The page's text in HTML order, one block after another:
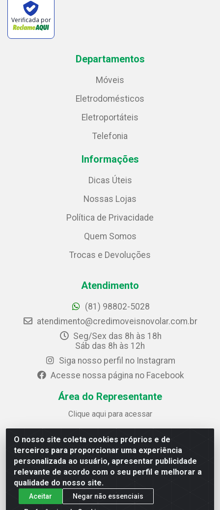
O nosso site coleta cookies próprios e de
terceiros para proporcionar uma experiência
personalizada ao usuário, apresentar publicidade
relevante de acordo com o seu perfil e melhorar a
qualidade do nosso site.
Aceitar
Negar não essenciais
Verificada por
Departamentos
Móveis
Eletrodomésticos
Eletroportáteis
Telefonia
Informações
Dicas Úteis
Nossas Lojas
Política de Privacidade
Quem Somos
Trocas e Devoluções
Atendimento
(81) 98802-5028
atendimento@credimoveisnovolar.com.br
Seg/Sex das 8h às 18h
Sáb das 8h às 12h
Siga nosso perfil no Instagram
Acesse nossa página no Facebook
Área do Representante
Clique aqui para acessar
Credimóveis Novolar Ltda
Rua José Alves Bezerra, 430 - Prazeres - Jaboatão dos
Guararapes / PE - CEP 54.325-610
CNPJ: 09.930.165/0013-70